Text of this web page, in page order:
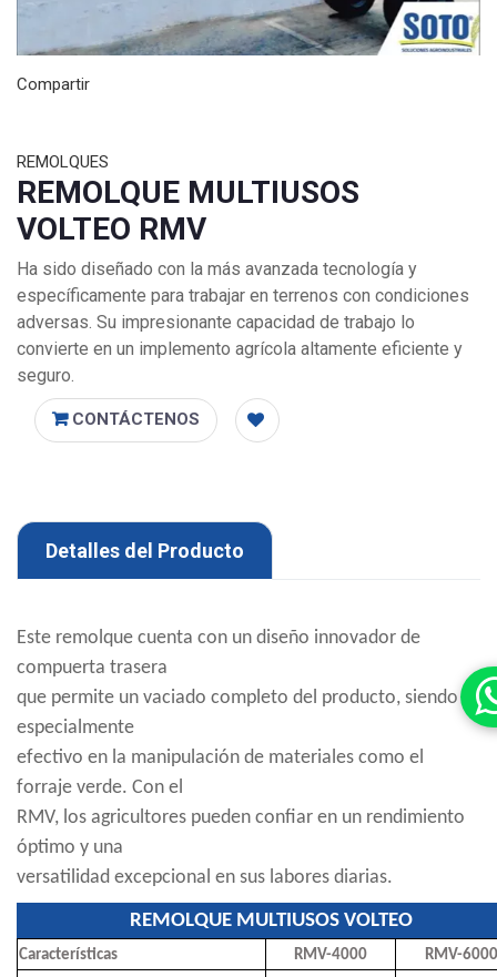
Compartir
REMOLQUES
REMOLQUE MULTIUSOS
VOLTEO RMV
Ha sido diseñado con la más avanzada tecnología y
específicamente para trabajar en terrenos con condiciones
adversas. Su impresionante capacidad de trabajo lo
convierte en un implemento agrícola altamente eficiente y
seguro.
CONTÁCTENOS
Detalles del Producto
Este remolque cuenta con un diseño innovador de
compuerta trasera
que permite un vaciado completo del producto, siendo
especialmente
efectivo en la manipulación de materiales como el
forraje verde. Con el
RMV, los agricultores pueden confiar en un rendimiento
óptimo y una
versatilidad excepcional en sus labores diarias.
REMOLQUE MULTIUSOS VOLTEO
Características RMV-4000 RMV-6000